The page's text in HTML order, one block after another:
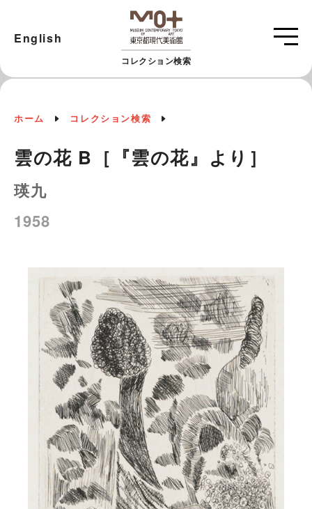
コレクション検索
English
ホーム コレクション検索
雲の花 B［『雲の花』より］
瑛九
1958